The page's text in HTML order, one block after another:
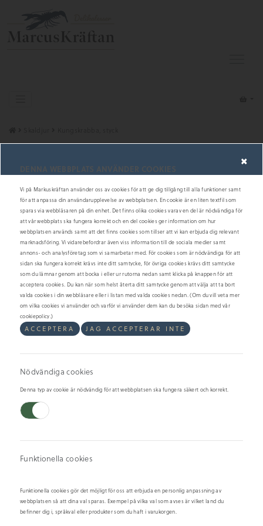
Kungskrabba, styck
4-6 st / kg
Här kan du välja antal kungskrabbeben du önskar beställa, observera att det
uträknade priset du får kan komma att ändras, då produktens storlek kan
Den mytomspunna kungskrabban med krabbkött från himmelriket.
kungskrabbans välmatade ben en unik karaktär. Ett unikt skaldjur som får
gömmer sig i benen.
Klipp gärna upp skalet med en kökssax. Skalet på kungskrabban är mer
porösts och mjukare en på de flesta andra skaldjur. På detta sätt behåller ni
DENNA WEBBPLATS ANVÄNDER COOKIES ×
Vi på Markuskräftan använder oss av cookies för att ge dig tillgång till alla funktioner samt
för att anpassa din användarupplevelse av webbplatsen. En cookie är en liten textfil som
sparas via webbläsaren på din enhet. Det finns olika cookies varav en del är nödvändiga för
att vår webbplats ska fungera korrekt och en del cookies ger information om hur
webbplatsen används samt att det finns cookies som tillser att vi kan erbjuda dig relevant
marknadsföring. Vi vidarebefordrar även viss information till de sociala medier samt
annons- och analysföretag som vi samarbetar med. För cookies som är nödvändiga för att
sidan ska fungera korrekt krävs inte ditt samtycke, för övriga cookies krävs ditt samtycke
som du lämnar genom att bocka i eller ur rutorna nedan samt klicka på knappen för att
acceptera cookies. Du kan när som helst återta ditt samtycke genom att välja att ta bort
valda cookies i din webbläsare eller i listan med valda cookies nedan. (Om du vill veta mer
om vilka cookies vi använder och varför vi använder dem kan du besöka sidan med vår
cookiepolicy.)
ACCEPTERA JAG ACCEPTERAR INTE
Nödvändiga cookies
Denna typ av cookie är nödvändig för att webbplatsen ska fungera säkert och korrekt.
Funktionella cookies
Funktionella cookies gör det möjligt för oss att erbjuda en personlig anpassning av
webbplatsen så att dina val sparas. Exempel på vilka val som avses är vilket land du
befinner dig i, språkval eller produkter som du haft i varukorgen.